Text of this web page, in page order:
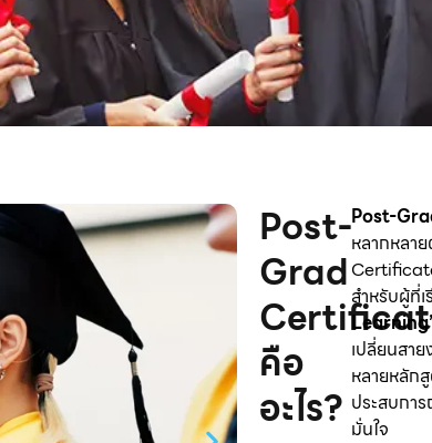
Post-
Grad
คือ
อะไร?
Post-
หลากหลา
สำหรับผู้ที่
เปลี่ยนสา
หลายหลัก
ประสบกา
มั่นใจ